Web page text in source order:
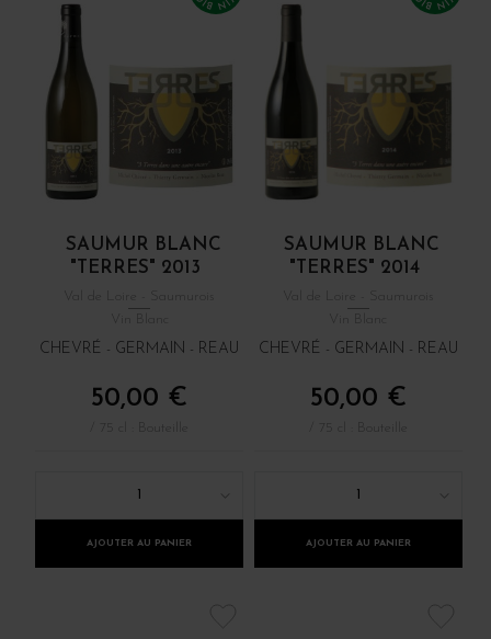
SAUMUR BLANC
"TERRES" 2013
CHEVRÉ - GERMAIN - REAU
50,00 €
1
AJOUTER AU PANIER
SAUMUR BLANC
"TERRES" 2014
CHEVRÉ - GERMAIN - REAU
50,00 €
1
AJOUTER AU PANIER